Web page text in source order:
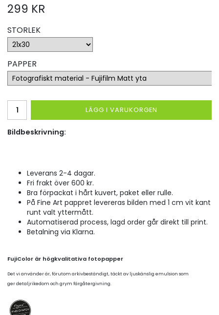
299 KR
STORLEK
PAPPER
LÄGG I VARUKORGEN
Bildbeskrivning:
Leverans 2-4 dagar.
Fri frakt över 600 kr.
Bra förpackat i hårt kuvert, paket eller rulle.
På Fine Art pappret levereras bilden med 1 cm vit kant
runt valt yttermått.
Automatiserad process, lagd order går direkt till print.
Betalning via Klarna.
FujiColor är högkvalitativa fotopapper
Det vi använder är, förutom arkivbeständigt, täckt av ljuskänslig emulsion som
ger detaljrikedom och grym färgåtergivning.